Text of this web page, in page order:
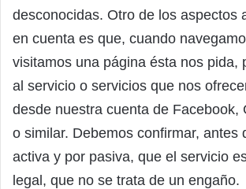
desconocidas. Otro de los aspectos
en cuenta es que, cuando
visitamos una página ésta nos pida,
al servicio o servicios que nos
desde nuestra cuenta de Facebook,
o similar. Debemos confirmar, antes
activa y por pasiva, que el servicio
legal, que no se trata de un engaño.